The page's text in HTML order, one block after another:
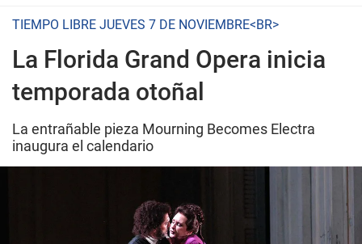
TIEMPO LIBRE JUEVES 7 DE NOVIEMBRE<BR>
La Florida Grand Opera inicia
temporada otoñal
La entrañable pieza Mourning Becomes Electra
inaugura el calendario